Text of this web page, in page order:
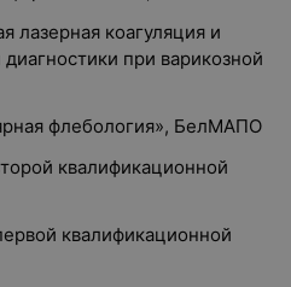
лазерная коагуляция и
при варикозной
флебология», БелМАПО
квалификационной
квалификационной